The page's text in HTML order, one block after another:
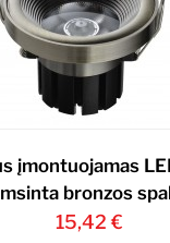
įmontuojamas
bronzos
15,42 €